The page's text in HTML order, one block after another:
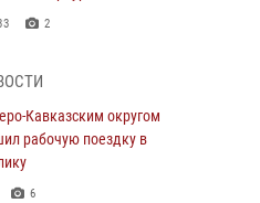
2
проникнуть на
через крышу (видео)
1
Кавказским округом
рабочую поездку в
6